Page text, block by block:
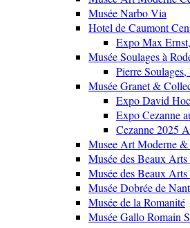
Musée Narbo Via
Hotel de Caumont
Expo Max
Musée Soulages à
Pierre
Musée Granet &
Expo David
Expo Cezanne
Cezanne 2025
Musee Art Moderne
Musée des Beaux Arts
Musée des Beaux
Musée Dobrée de
Musée de la Romanité
Musée Gallo Romain